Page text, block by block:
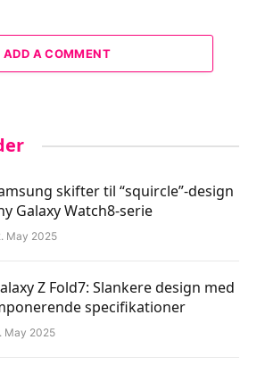
ADD A COMMENT
skifter til “squircle”-design
Galaxy Watch8-serie
May 2025
Z Fold7: Slankere design med
specifikationer
May 2025